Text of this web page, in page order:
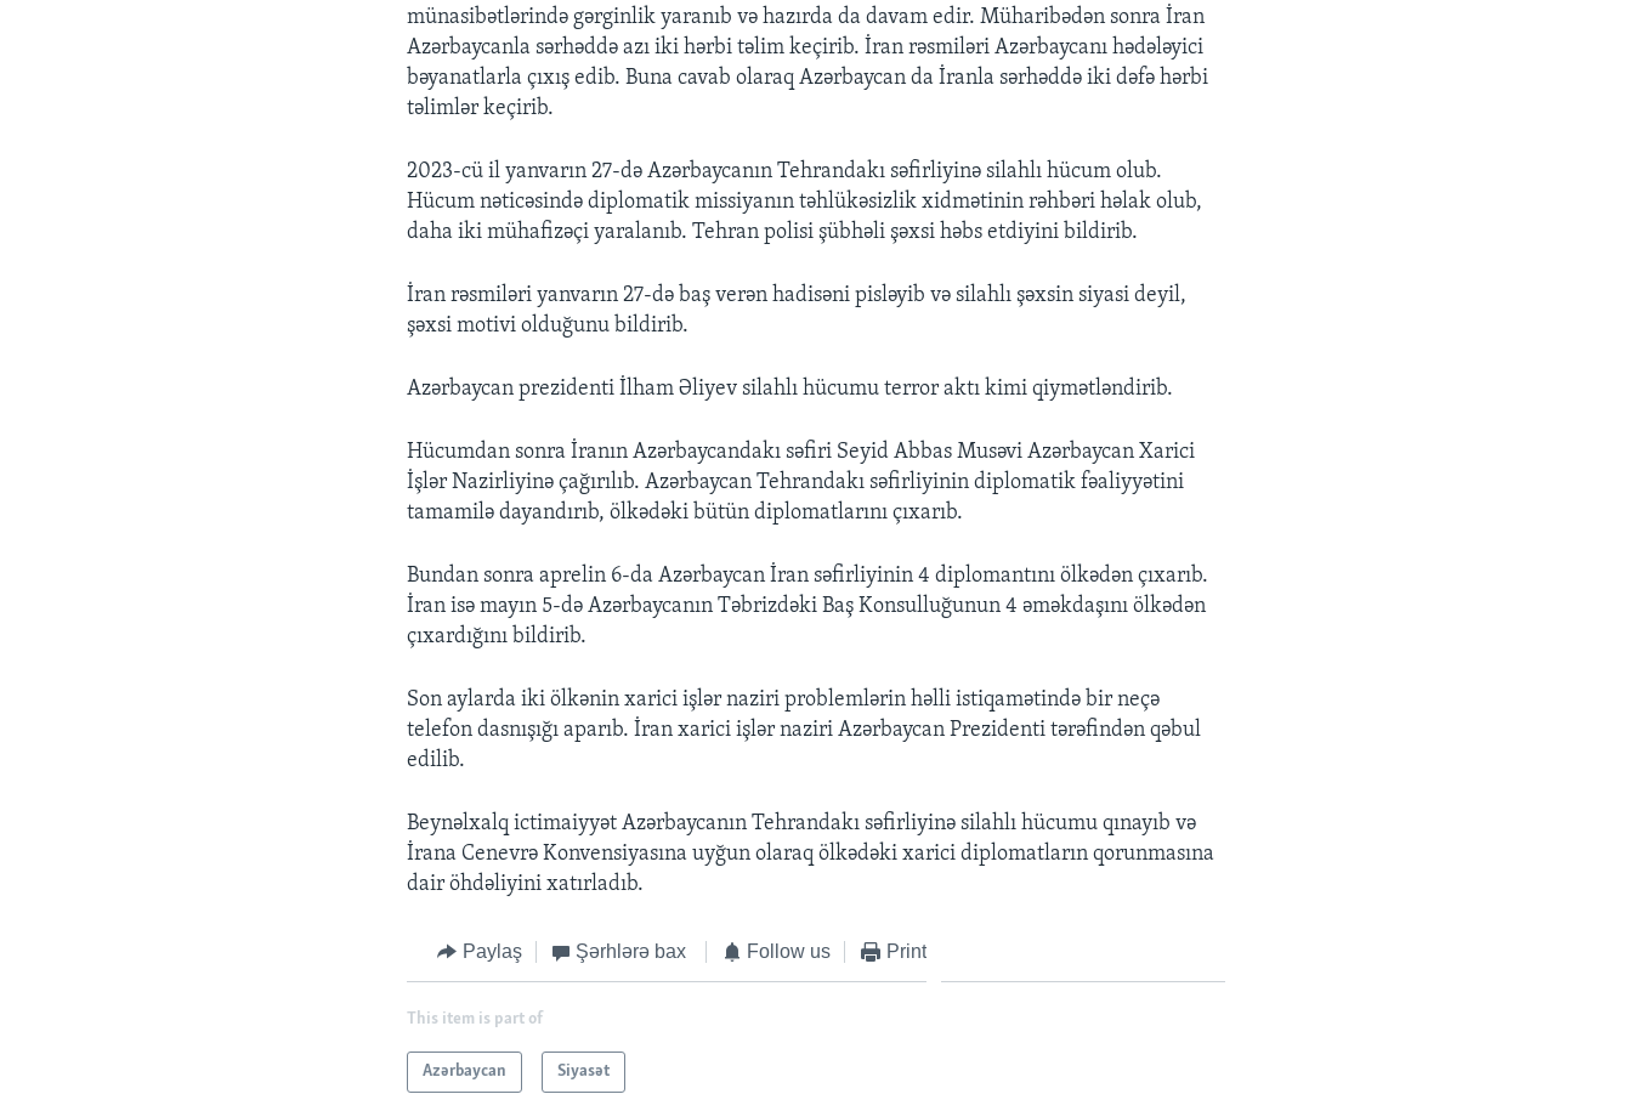
münasibətlərində gərginlik yaranıb və hazırda da davam edir. Müharibədən sonra İran
Azərbaycanla sərhəddə azı iki hərbi təlim keçirib. İran rəsmiləri Azərbaycanı hədələyici
bəyanatlarla çıxış edib. Buna cavab olaraq Azərbaycan da İranla sərhəddə iki dəfə hərbi
təlimlər keçirib.
2023-cü il yanvarın 27-də Azərbaycanın Tehrandakı səfirliyinə silahlı hücum olub.
Hücum nəticəsində diplomatik missiyanın təhlükəsizlik xidmətinin rəhbəri həlak olub,
daha iki mühafizəçi yaralanıb. Tehran polisi şübhəli şəxsi həbs etdiyini bildirib.
İran rəsmiləri yanvarın 27-də baş verən hadisəni pisləyib və silahlı şəxsin siyasi deyil,
şəxsi motivi olduğunu bildirib.
Azərbaycan prezidenti İlham Əliyev silahlı hücumu terror aktı kimi qiymətləndirib.
Hücumdan sonra İranın Azərbaycandakı səfiri Seyid Abbas Musəvi Azərbaycan Xarici
İşlər Nazirliyinə çağırılıb. Azərbaycan Tehrandakı səfirliyinin diplomatik fəaliyyətini
tamamilə dayandırıb, ölkədəki bütün diplomatlarını çıxarıb.
Bundan sonra aprelin 6-da Azərbaycan İran səfirliyinin 4 diplomantını ölkədən çıxarıb.
İran isə mayın 5-də Azərbaycanın Təbrizdəki Baş Konsulluğunun 4 əməkdaşını ölkədən
çıxardığını bildirib.
Son aylarda iki ölkənin xarici işlər naziri problemlərin həlli istiqamətində bir neçə
telefon dasnışığı aparıb. İran xarici işlər naziri Azərbaycan Prezidenti tərəfindən qəbul
edilib.
Beynəlxalq ictimaiyyət Azərbaycanın Tehrandakı səfirliyinə silahlı hücumu qınayıb və
İrana Cenevrə Konvensiyasına uyğun olaraq ölkədəki xarici diplomatların qorunmasına
dair öhdəliyini xatırladıb.
Paylaş Şərhlərə bax Follow us Print
This item is part of
Azərbaycan Siyasət